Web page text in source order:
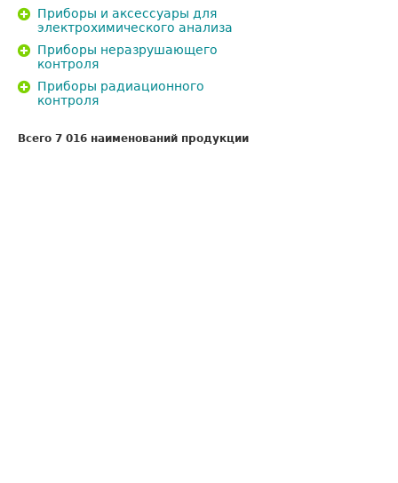
Приборы и аксессуары для
электрохимического анализа
Приборы неразрушающего
контроля
Приборы радиационного
контроля
Всего 7 016 наименований продукции